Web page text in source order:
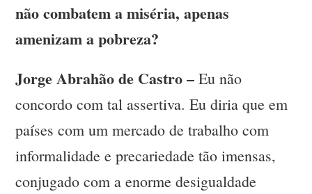
não combatem a miséria, apenas
amenizam a pobreza?
Jorge Abrahão de Castro –Eu não
concordo com tal assertiva. Eu diria que em
países com um mercado de trabalho com
informalidade e precariedade tão imensas,
conjugado com a enorme desigualdade